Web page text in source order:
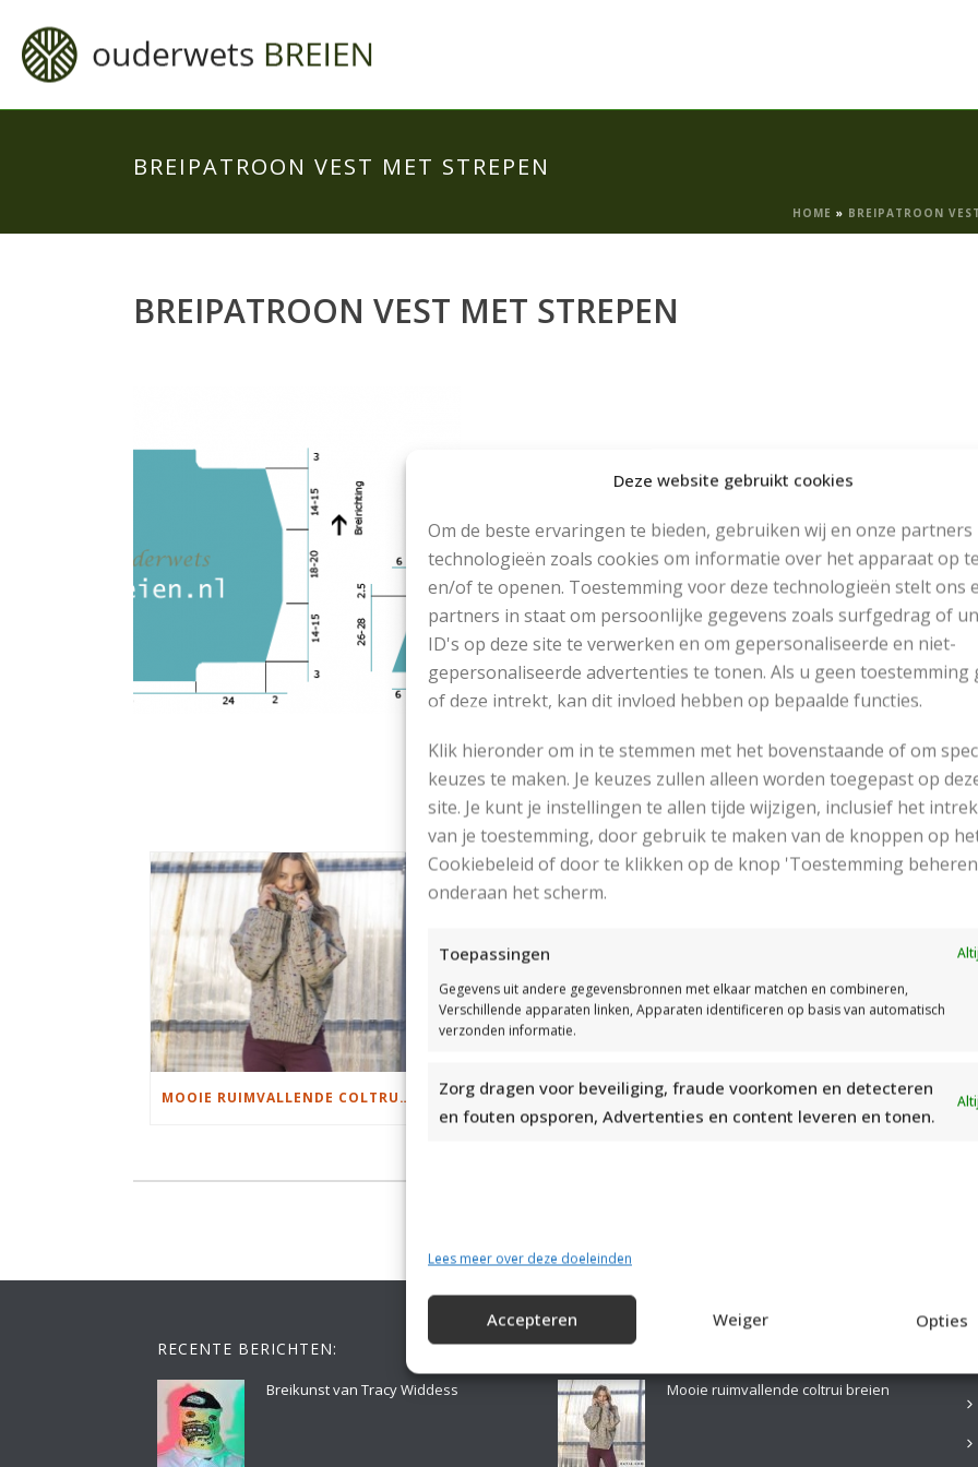
Deze website gebruikt cookies
Om de beste ervaringen te bieden, gebruiken wij en onze partners
technologieën zoals cookies om informatie over het apparaat op
en/of te openen. Toestemming voor deze technologieën stelt ons
partners in staat om persoonlijke gegevens zoals surfgedrag of
ID's op deze site te verwerken en om gepersonaliseerde en niet-
gepersonaliseerde advertenties te tonen. Als u geen toestemming
of deze intrekt, kan dit invloed hebben op bepaalde functies.
Klik hieronder om in te stemmen met het bovenstaande of om
keuzes te maken. Je keuzes zullen alleen worden toegepast op
site. Je kunt je instellingen te allen tijde wijzigen, inclusief het
van je toestemming, door gebruik te maken van de knoppen op
Cookiebeleid of door te klikken op de knop 'Toestemming
onderaan het scherm.
Toepassingen
Gegevens uit andere gegevensbronnen met elkaar matchen en combineren,
Verschillende apparaten linken, Apparaten identificeren op basis van automatisch
verzonden informatie.
Zorg dragen voor beveiliging, fraude voorkomen en detecteren
en fouten opsporen, Advertenties en content leveren en tonen.
Lees meer over deze doeleinden
Accepteren Weiger Opties
BREIPATROON VEST MET STREPEN
HOME » BREIPATROON
BREIPATROON VEST MET STREPEN
RECENT POSTS
MOOIE RUIMVALLENDE COLTRUI BREIEN MOOIE DIKGESTREEPTE SOKKEN BREIEN VAN DURABLE GAREN
RECENTE BERICHTEN:
Breikunst van Tracy Widdess
LAATSTE PATRONEN:
Mooie ruimvallende coltrui breien